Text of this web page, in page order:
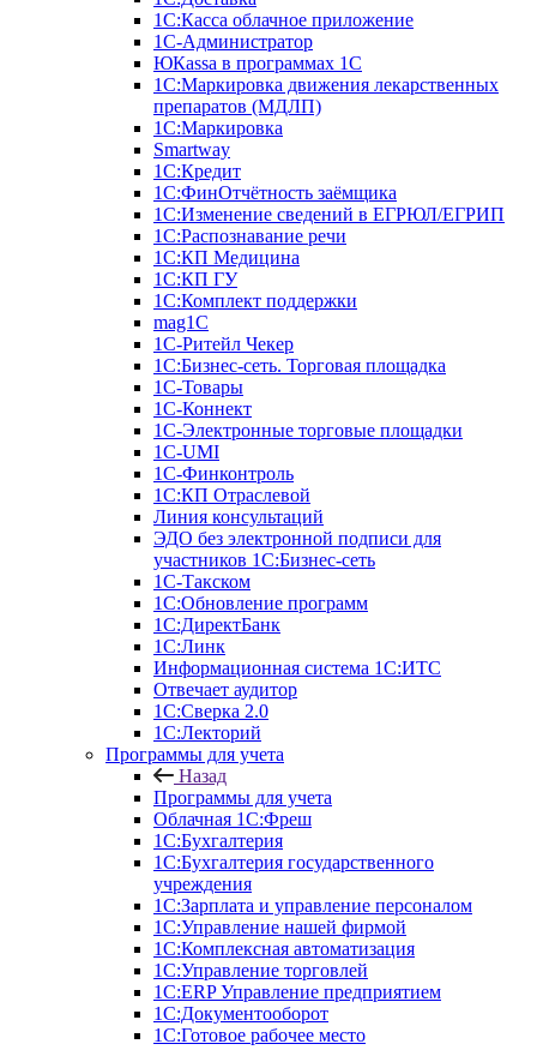
1С:Касса облачное приложение
1С-Администратор
ЮКаssа в программах 1С
1С:Маркировка движения лекарственных
препаратов (МДЛП)
1С:Маркировка
Smartway
1С:Кредит
1С:ФинОтчётность заёмщика
1С:Изменение сведений в ЕГРЮЛ/ЕГРИП
1С:Распознавание речи
1С:КП Медицина
1С:КП ГУ
1С:Комплект поддержки
mag1C
1С-Ритейл Чекер
1С:Бизнес-сеть. Торговая площадка
1С-Товары
1С-Коннект
1С-Электронные торговые площадки
1C-UMI
1С-Финконтроль
1С:КП Отраслевой
Линия консультаций
ЭДО без электронной подписи для
участников 1С:Бизнес-сеть
1С-Такском
1С:Обновление программ
1С:ДиректБанк
1С:Линк
Информационная система 1С:ИТС
Отвечает аудитор
1С:Сверка 2.0
1С:Лекторий
Программы для учета
Назад
Программы для учета
Облачная 1С:Фреш
1С:Бухгалтерия
1С:Бухгалтерия государственного
учреждения
1С:Зарплата и управление персоналом
1С:Управление нашей фирмой
1С:Комплексная автоматизация
1С:Управление торговлей
1С:ERP Управление предприятием
1С:Документооборот
1C:Готовое рабочее место